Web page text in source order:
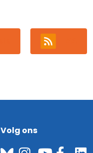
Volg ons